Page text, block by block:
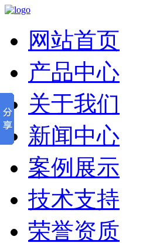
网站首页
产品中心
关于我们
新闻中心
案例展示
技术支持
荣誉资质